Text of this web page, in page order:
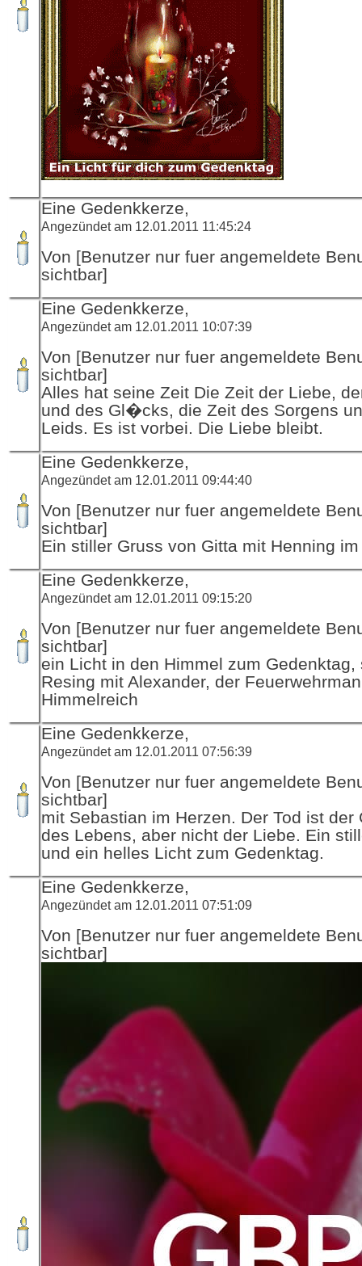
Eine Gedenkkerze,
Angezündet am 12.01.2011 11:45:24
Von [Benutzer nur fuer angemeldete
sichtbar]
Eine Gedenkkerze,
Angezündet am 12.01.2011 10:07:39
Von [Benutzer nur fuer angemeldete
sichtbar]
Alles hat seine Zeit Die Zeit der Liebe,
und des Gl�cks, die Zeit des Sorgens
Leids. Es ist vorbei. Die Liebe bleibt.
Eine Gedenkkerze,
Angezündet am 12.01.2011 09:44:40
Von [Benutzer nur fuer angemeldete
sichtbar]
Ein stiller Gruss von Gitta mit Henning
Eine Gedenkkerze,
Angezündet am 12.01.2011 09:15:20
Von [Benutzer nur fuer angemeldete
sichtbar]
ein Licht in den Himmel zum Gedenktag,
Resing mit Alexander, der
Himmelreich
Eine Gedenkkerze,
Angezündet am 12.01.2011 07:56:39
Von [Benutzer nur fuer angemeldete
sichtbar]
mit Sebastian im Herzen. Der Tod ist der
des Lebens, aber nicht der Liebe. Ein
und ein helles Licht zum Gedenktag.
Eine Gedenkkerze,
Angezündet am 12.01.2011 07:51:09
Von [Benutzer nur fuer angemeldete
sichtbar]